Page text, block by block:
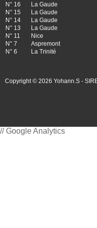
N° 16
La Gaude
N° 15
La Gaude
N° 14
La Gaude
N° 13
La Gaude
N° 11
Nice
N° 7
Aspremont
N° 6
La Trinité
Copyright © 2026 Yohann.S -
// Google Analytics